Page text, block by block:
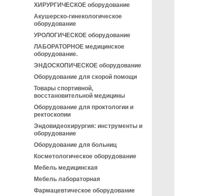
ХИРУРГИЧЕСКОЕ оборудование
Акушерско-гинекологическое
оборудование
УРОЛОГИЧЕСКОЕ оборудование
ЛАБОРАТОРНОЕ медицинское
оборудование.
ЭНДОСКОПИЧЕСКОЕ оборудование
Оборудование для скорой помощи
Товары спортивной,
восстановительной медицины
Оборудование для проктологии и
ректоскопии
Эндовидеохирургия: инструменты и
оборудование
Оборудование для больниц
Косметологическое оборудование
Мебель медицинская
Мебель лабораторная
Фармацевтическое оборудование